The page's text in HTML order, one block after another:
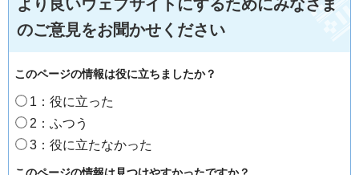
より良いウェブサイトにするためにみなさま
のご意見をお聞かせください
このページの情報は役に立ちましたか？
1：役に立った
2：ふつう
3：役に立たなかった